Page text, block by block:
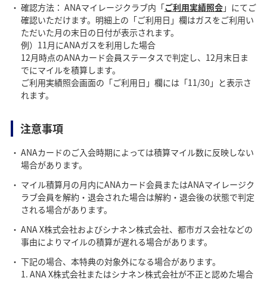
確認方法： ANAマイレージクラブ内「ご利用実績照会」にてご
確認いただけます。明細上の「ご利用日」欄はガスをご利用い
ただいた月の末日の日付が表示されます。
例）11月にANAガスを利用した場合
12月時点のANAカード会員ステータスで判定し、12月末日ま
でにマイルを積算します。
ご利用実績照会画面の「ご利用日」欄には「11/30」と表示さ
れます。
注意事項
ANAカードのご入会時期によっては積算マイル数に反映しない
場合があります。
マイル積算月の月内にANAカード会員またはANAマイレージク
ラブ会員を解約・退会された場合は解約・退会後の状態で判定
される場合があります。
ANA X株式会社およびシナネン株式会社、都市ガス会社などの
事由によりマイルの積算が遅れる場合があります。
下記の場合、本特典の対象外になる場合があります。
ANA X株式会社またはシナネン株式会社が不正と認めた場合